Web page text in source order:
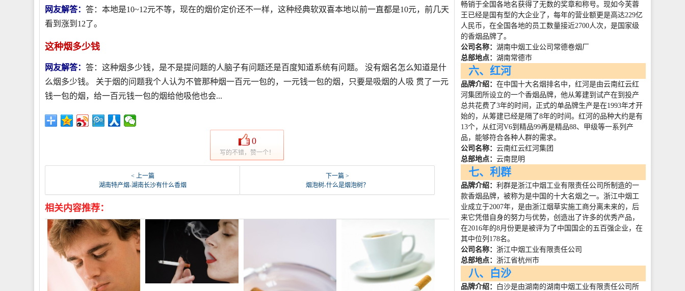
网友解答： 答：本地是10~12元不等，现在的烟价定价还不一样，这种经典软双喜本地以前一直都是10元，前几天
看到涨到12了。
这种烟多少钱
网友解答： 答：这种烟多少钱，是不是提问题的人脑子有问题还是百度知道系统有问题。 没有烟名怎么知道是什
么烟多少钱。 关于烟的问题我个人认为不管那种烟一百元一包的，一元钱一包的烟，只要是吸烟的人吸 贯了一元
钱一包的烟，给一百元钱一包的烟给他吸他也会...
0
写的不错，赞一个！
< 上一篇
湖南特产烟-湖南长沙有什么香烟
下一篇 >
烟泡树-什么是烟泡树？
相关内容推荐：
畅销于全国各地名获得了无数的奖章和称号。现如今芙蓉
王已经是国有型的大企业了，每年的营业额更是高达229亿
人民币，在全国各地的员工数量接近2700人次，是国家级
的香烟品牌了。
公司名称：湖南中烟工业公司常德卷烟厂
总部地点：湖南常德市
六、红河
品牌介绍：在中国十大名烟排名中，红河是由云南红云红
河集团所设立的一个香烟品牌，他从筹建到试产在到投产
总共花费了3年的时间，正式的单品牌生产是在1993年才开
始的，从筹建已经是隔了8年的时间。红河的品种大约是有
13个，从红河V6到精品99再是精品88、甲级等一系列产
品，能够符合各种人群的需求。
公司名称：云南红云红河集团
总部地点：云南昆明
七、利群
品牌介绍：利群是浙江中烟工业有限责任公司所制造的一
款香烟品牌，被称为是中国的十大名烟之一。浙江中烟工
业成立于2007年，是由浙江烟草实施工商分离未来的，后
来它凭借自身的努力与优势，创造出了许多的优秀产品，
在2016年的8月份更是被评为了中国国企的五百强企业，在
其中位列 178名。
公司名称：浙江中烟工业有限责任公司
总部地点：浙江省杭州市
八、白沙
品牌介绍：
白沙是由湖南的湖南中烟工业有限责任公司所